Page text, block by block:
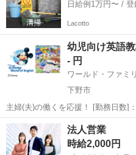
日
Lacotto
幼児向け英語
- 円
ワールド・ファミ
下野市
主婦(夫)の働くを応援！ [勤務日数]： 週4日~
10:00~17:00/10:00~16:00/10:00~15:00/
駅]： 栃木県下野市 ※勤務エリア選
栃木 下野市 営業
法人営業
時給2,000円